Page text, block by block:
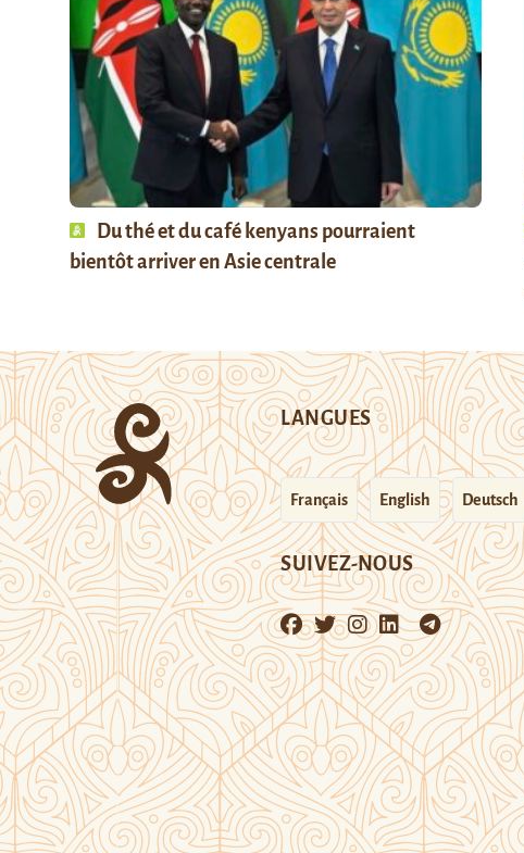
Du thé et du café kenyans pourraient
bientôt arriver en Asie centrale
LANGUES
Français English Deutsch
SUIVEZ-NOUS